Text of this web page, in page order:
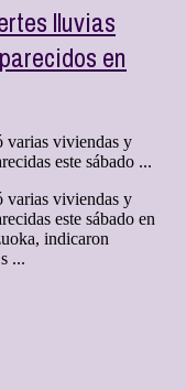
lluvias
en
varias viviendas y
este sábado ...
varias viviendas y
este sábado en
indicaron
...